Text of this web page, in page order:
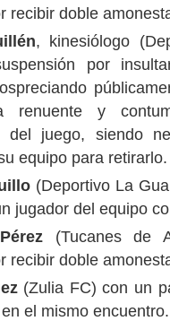
recibir doble
, kinesiólogo
por
renuente y
del juego, siendo
equipo para retirarlo.
(Deportivo La
jugador del equipo
(Tucanes de
recibir doble
(Zulia FC) con un
el mismo encuentro.